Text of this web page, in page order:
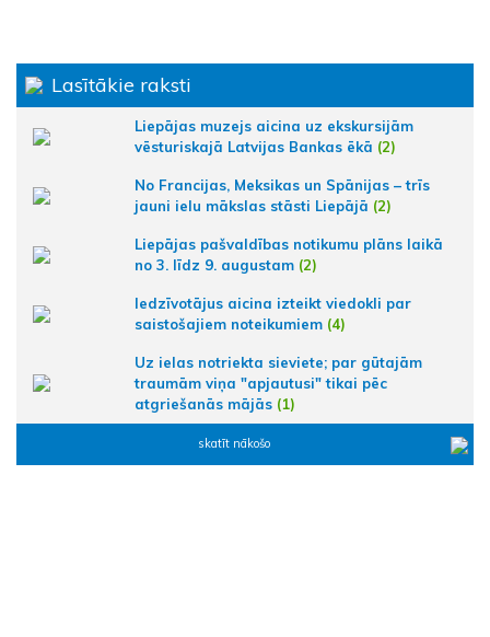
Lasītākie raksti
Liepājas muzejs aicina uz ekskursijām
vēsturiskajā Latvijas Bankas ēkā (2)
No Francijas, Meksikas un Spānijas – trīs
jauni ielu mākslas stāsti Liepājā (2)
Liepājas pašvaldības notikumu plāns laikā
no 3. līdz 9. augustam (2)
Iedzīvotājus aicina izteikt viedokli par
saistošajiem noteikumiem (4)
Uz ielas notriekta sieviete; par gūtajām
traumām viņa "apjautusi" tikai pēc
atgriešanās mājās (1)
skatīt nākošo